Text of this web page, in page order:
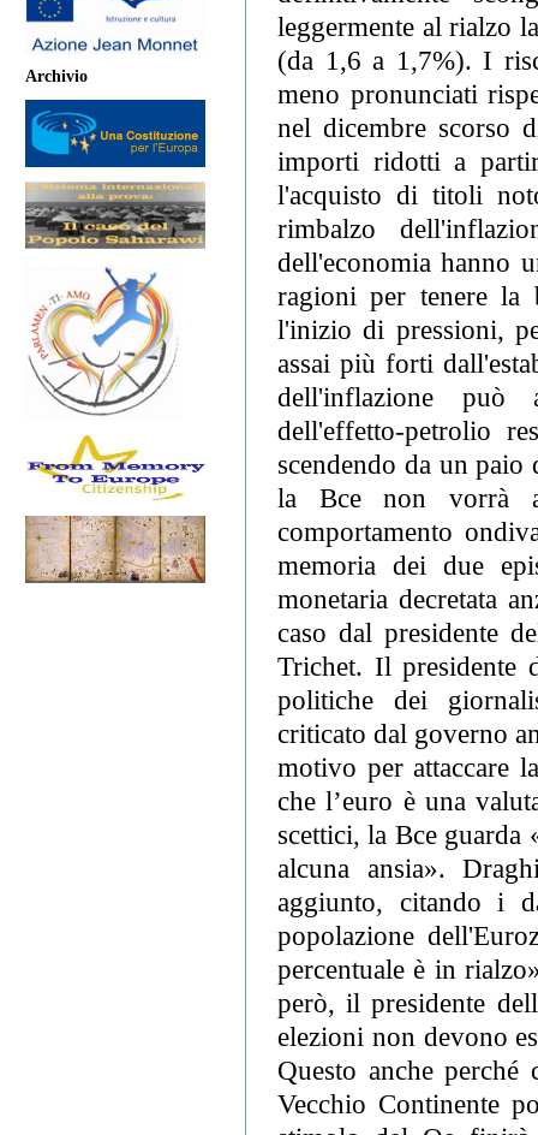
Archivio
leggermente al rialzo
(da 1,6 a 1,7%). I
meno pronunciati
nel dicembre scorso
importi ridotti a
l'acquisto di titoli
rimbalzo
dell'economia hanno
ragioni per tenere la
l'inizio di pressioni,
assai più forti
dell'inflazione può
dell'effetto-petrolio
scendendo da un
la Bce non vorrà
comportamento
memoria dei due
monetaria decretata
caso dal presidente
Trichet. Il presidente
politiche dei
criticato dal governo
motivo per attaccare
che l’euro è una
scettici, la Bce guarda
alcuna ansia».
aggiunto, citando i
popolazione
percentuale è in
però, il presidente
elezioni non devono
Questo anche
Vecchio Continente